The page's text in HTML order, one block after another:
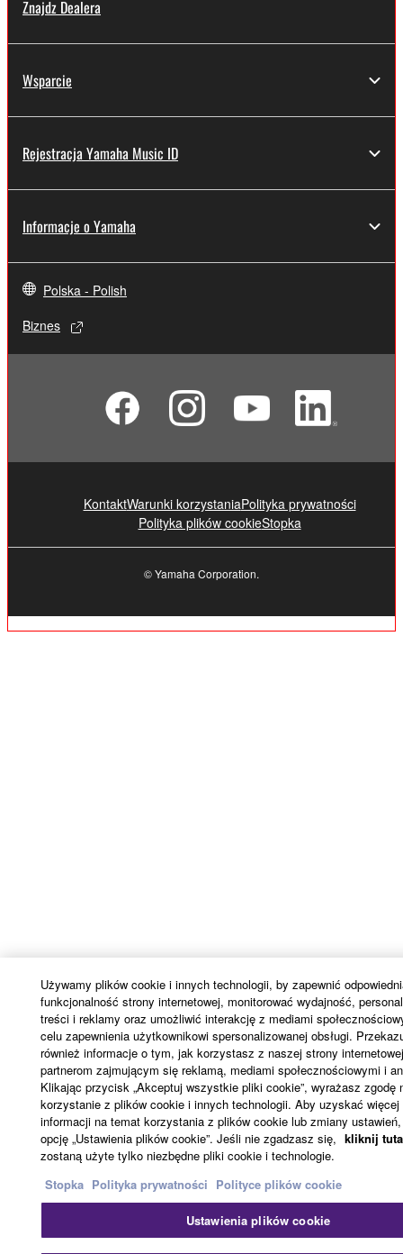
Znajdz Dealera
Wsparcie
Rejestracja Yamaha Music ID
Informacje o Yamaha
Polska - Polish
Biznes
KontaktWarunki korzystaniaPolityka prywatności
Polityka plików cookieStopka
© Yamaha Corporation.
Używamy plików cookie i innych technologii, by zapewnić
funkcjonalność strony internetowej, monitorować wydajność,
treści i reklamy oraz umożliwić interakcję z mediami
celu zapewnienia użytkownikowi spersonalizowanej obsługi.
również informacje o tym, jak korzystasz z naszej strony
partnerom zajmującym się reklamą, mediami społecznościowymi i
Klikając przycisk „Akceptuj wszystkie pliki cookie”, wyrażasz zgodę
korzystanie z plików cookie i innych technologii. Aby uzyskać więcej
informacji na temat korzystania z plików cookie lub zmiany
opcję „Ustawienia plików cookie”. Jeśli nie zgadzasz się, kliknij
zostaną użyte tylko niezbędne pliki cookie i technologie.
Stopka Polityka prywatności Polityce plików cookie
Ustawienia plików cookie